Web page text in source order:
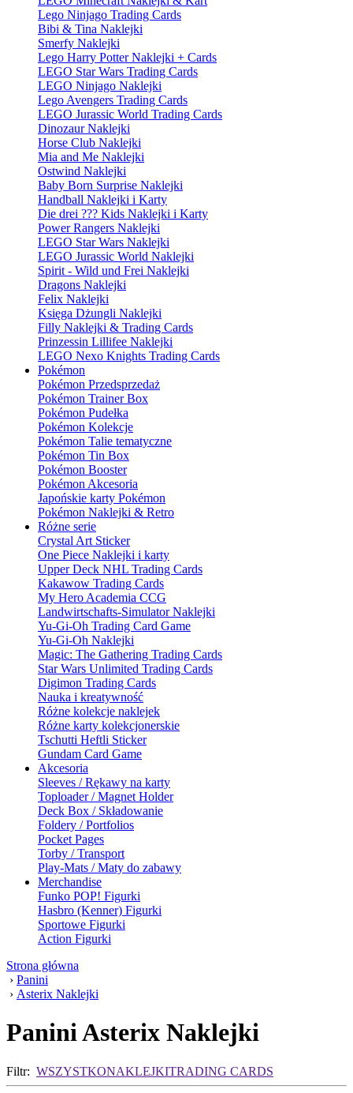
Lego Ninjago Trading Cards
Bibi & Tina Naklejki
Smerfy Naklejki
Lego Harry Potter Naklejki + Cards
LEGO Star Wars Trading Cards
LEGO Ninjago Naklejki
Lego Avengers Trading Cards
LEGO Jurassic World Trading Cards
Dinozaur Naklejki
Horse Club Naklejki
Mia and Me Naklejki
Ostwind Naklejki
Baby Born Surprise Naklejki
Handball Naklejki i Karty
Die drei ??? Kids Naklejki i Karty
Power Rangers Naklejki
LEGO Star Wars Naklejki
LEGO Jurassic World Naklejki
Spirit - Wild und Frei Naklejki
Dragons Naklejki
Felix Naklejki
Księga Dżungli Naklejki
Filly Naklejki & Trading Cards
Prinzessin Lillifee Naklejki
LEGO Nexo Knights Trading Cards
Pokémon
Pokémon Przedsprzedaż
Pokémon Trainer Box
Pokémon Pudełka
Pokémon Kolekcje
Pokémon Talie tematyczne
Pokémon Tin Box
Pokémon Booster
Pokémon Akcesoria
Japońskie karty Pokémon
Pokémon Naklejki & Retro
Różne serie
Crystal Art Sticker
One Piece Naklejki i karty
Upper Deck NHL Trading Cards
Kakawow Trading Cards
My Hero Academia CCG
Landwirtschafts-Simulator Naklejki
Yu-Gi-Oh Trading Card Game
Yu-Gi-Oh Naklejki
Magic: The Gathering Trading Cards
Star Wars Unlimited Trading Cards
Digimon Trading Cards
Nauka i kreatywność
Różne kolekcje naklejek
Różne karty kolekcjonerskie
Tschutti Heftli Sticker
Gundam Card Game
Akcesoria
Sleeves / Rękawy na karty
Toploader / Magnet Holder
Deck Box / Składowanie
Foldery / Portfolios
Pocket Pages
Torby / Transport
Play-Mats / Maty do zabawy
Merchandise
Funko POP! Figurki
Hasbro (Kenner) Figurki
Sportowe Figurki
Action Figurki
Strona główna
› Panini
› Asterix Naklejki
Panini Asterix Naklejki
Filtr: WSZYSTKONAKLEJKITRADING CARDS